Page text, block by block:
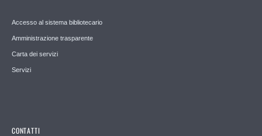
Accesso al sistema bibliotecario
Amministrazione trasparente
Carta dei servizi
Servizi
CONTATTI